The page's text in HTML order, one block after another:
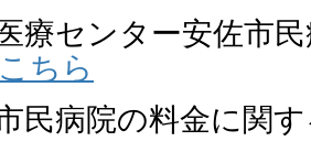
センター安佐市民
こちら
病院の料金に関す